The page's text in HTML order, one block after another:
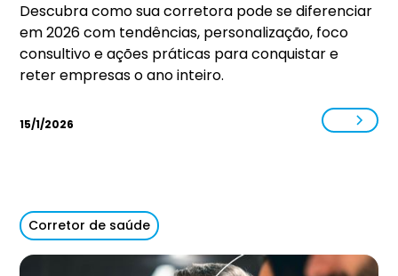
Descubra como sua corretora pode se diferenciar
em 2026 com tendências, personalização, foco
consultivo e ações práticas para conquistar e
reter empresas o ano inteiro.
15/1/2026
Corretor de saúde